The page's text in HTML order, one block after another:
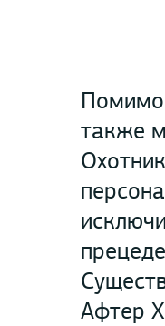
Помимо
также
Афтер